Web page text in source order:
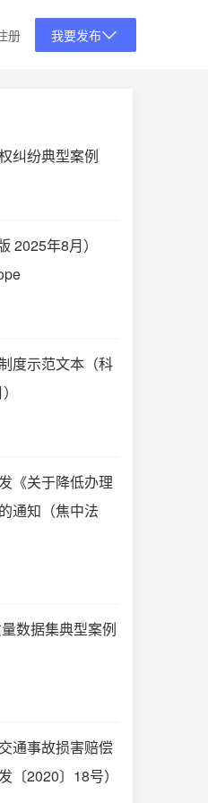
册 我要发布
纠纷典型案例
2025年8月）
度示范文本（科
《关于降低办理
通知（焦中法
数据集典型案例
通事故损害赔偿
〔2020〕18号）